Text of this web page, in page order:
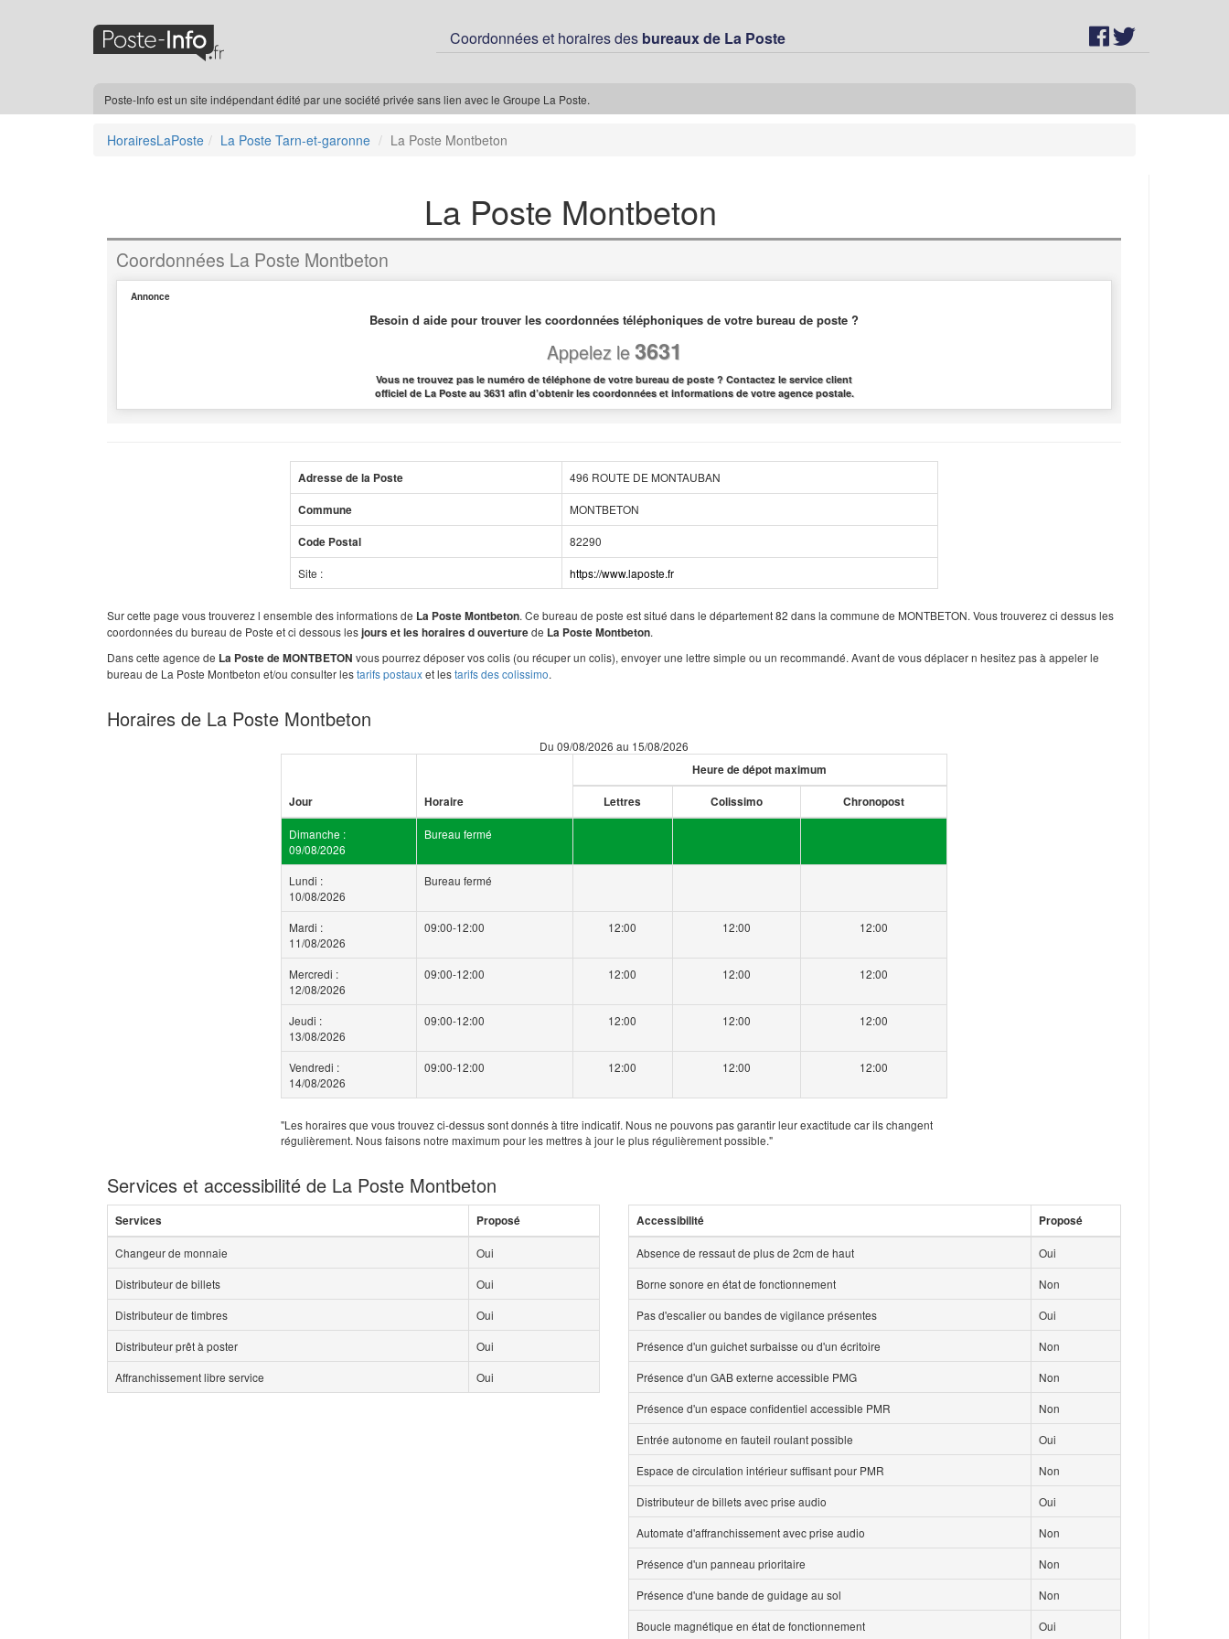
Coordonnées et horaires des bureaux de La Poste
Poste-Info est un site indépendant édité par une société privée sans lien avec le Groupe La Poste.
HorairesLaPoste La Poste Tarn-et-garonne La Poste Montbeton
La Poste Montbeton
Coordonnées La Poste Montbeton
Annonce
Besoin d aide pour trouver les coordonnées téléphoniques de votre bureau de poste ?
Appelez le3631
Vous ne trouvez pas le numéro de téléphone de votre bureau de poste ? Contactez le service client
officiel de La Poste au 3631 afin d’obtenir les coordonnées et informations de votre agence postale.
Adresse de la Poste 496 ROUTE DE MONTAUBAN
Commune MONTBETON
Code Postal 82290
Site : https://www.laposte.fr
Sur cette page vous trouverez l ensemble des informations de La Poste Montbeton. Ce bureau de poste est situé dans le département 82 dans la commune de MONTBETON. Vous trouverez ci dessus les
coordonnées du bureau de Poste et ci dessous lesjours et les horaires d ouverturede La Poste Montbeton.
Dans cette agence de La Poste de MONTBETON vous pourrez déposer vos colis (ou récuper un colis), envoyer une lettre simple ou un recommandé. Avant de vous déplacer n hesitez pas à appeler le
bureau de La Poste Montbeton et/ou consulter lestarifs postauxet lestarifs des colissimo.
Horaires de La Poste Montbeton
Du 09/08/2026 au 15/08/2026
Jour Horaire
Heure de dépot maximum
Lettres Colissimo Chronopost
Dimanche :
09/08/2026
Bureau fermé
Lundi :
10/08/2026
Bureau fermé
Mardi :
11/08/2026
09:00-12:00 12:00 12:00 12:00
Mercredi :
12/08/2026
09:00-12:00 12:00 12:00 12:00
Jeudi :
13/08/2026
09:00-12:00 12:00 12:00 12:00
Vendredi :
14/08/2026
09:00-12:00 12:00 12:00 12:00
"Les horaires que vous trouvez ci-dessus sont donnés à titre indicatif. Nous ne pouvons pas garantir leur exactitude car ils changent
régulièrement. Nous faisons notre maximum pour les mettres à jour le plus régulièrement possible."
Services et accessibilité de La Poste Montbeton
Services Proposé
Changeur de monnaie
Oui
Distributeur de billets
Oui
Distributeur de timbres
Oui
Distributeur prêt à poster
Oui
Affranchissement libre service
Oui
Accessibilité Proposé
Absence de ressaut de plus de 2cm de haut
Oui
Borne sonore en état de fonctionnement
Non
Pas d'escalier ou bandes de vigilance présentes
Oui
Présence d'un guichet surbaisse ou d'un écritoire
Non
Présence d'un GAB externe accessible PMG
Non
Présence d'un espace confidentiel accessible PMR
Non
Entrée autonome en fauteil roulant possible
Oui
Espace de circulation intérieur suffisant pour PMR
Non
Distributeur de billets avec prise audio
Oui
Automate d'affranchissement avec prise audio
Non
Présence d'un panneau prioritaire
Non
Présence d'une bande de guidage au sol
Non
Boucle magnétique en état de fonctionnement
Oui